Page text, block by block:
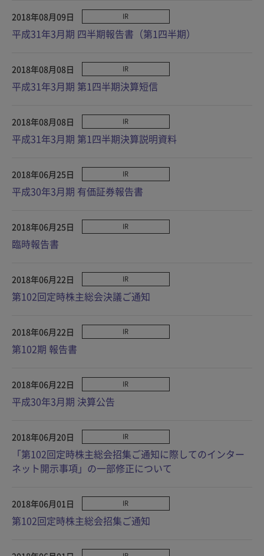
2018年08月09日 IR
平成31年3月期 四半期報告書（第1四半期）
2018年08月08日 IR
平成31年3月期 第1四半期決算短信
2018年08月08日 IR
平成31年3月期 第1四半期決算説明資料
2018年06月25日 IR
平成30年3月期 有価証券報告書
2018年06月25日 IR
臨時報告書
2018年06月22日 IR
第102回定時株主総会決議ご通知
2018年06月22日 IR
第102期 報告書
2018年06月22日 IR
平成30年3月期 決算公告
2018年06月20日 IR
「第102回定時株主総会招集ご通知に際してのインター
ネット開示事項」の一部修正について
2018年06月01日 IR
第102回定時株主総会招集ご通知